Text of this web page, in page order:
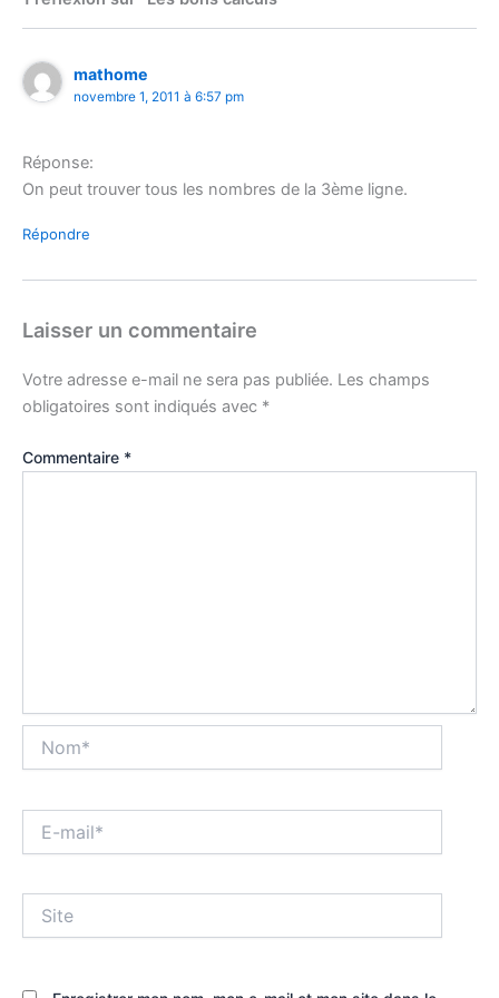
mathome
novembre 1, 2011 à 6:57 pm
Réponse:
On peut trouver tous les nombres de la 3ème ligne.
Répondre
Laisser un commentaire
Votre adresse e-mail ne sera pas publiée. Les champs
obligatoires sont indiqués avec *
Commentaire *
mail*